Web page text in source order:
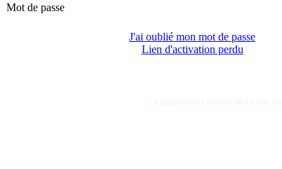
Mot de passe
J'ai oublié mon mot de passe
Lien d'activation perdu